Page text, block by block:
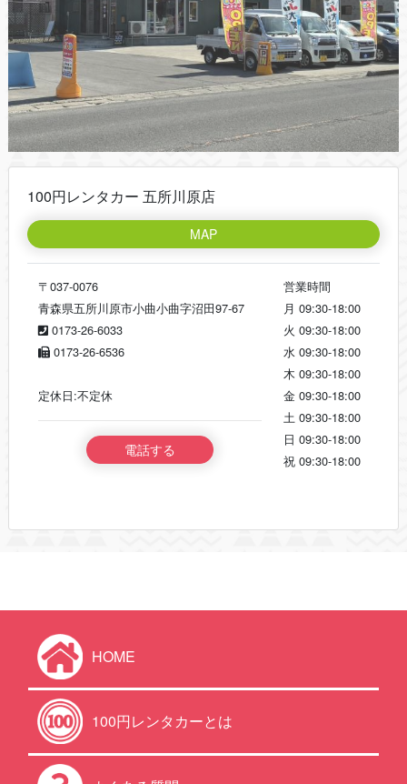
100円レンタカー 五所川原店
MAP
〒037-0076
青森県五所川原市小曲小曲字沼田97-67
0173-26-6033
0173-26-6536
定休日:不定休
電話する
営業時間
月 09:30-18:00
火 09:30-18:00
水 09:30-18:00
木 09:30-18:00
金 09:30-18:00
土 09:30-18:00
日 09:30-18:00
祝 09:30-18:00
HOME
100円レンタカーとは